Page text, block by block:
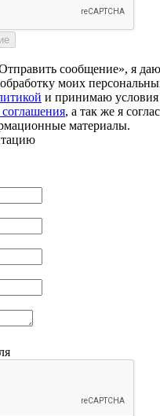
сообщение», я
моих
и принимаю условия
соглашения, а так же я
материалы.